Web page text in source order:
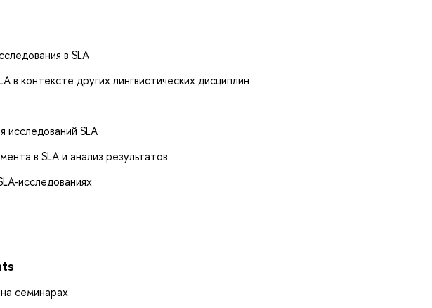
в SLA
в контексте других лингвистических дисциплин
SLA
в SLA и анализ результатов
исследованиях
семинарах